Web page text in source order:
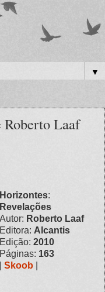
▼
Roberto Laaf
Horizontes:
Revelações
Autor: Roberto Laaf
Editora: Alcantis
Edição: 2010
Páginas: 163
Skoob|